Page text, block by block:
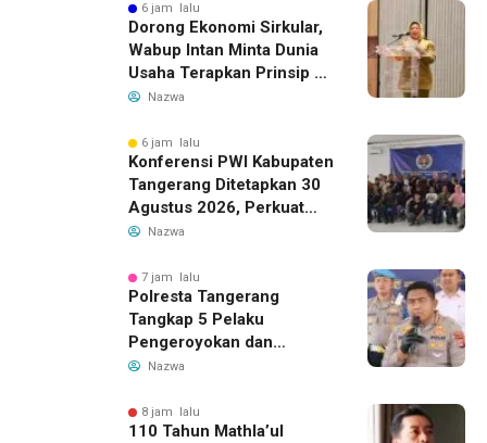
6 jam lalu
Dorong Ekonomi Sirkular,
Wabup Intan Minta Dunia
Usaha Terapkan Prinsip 3R
dalam Pengelolaan Limbah
Nazwa
6 jam lalu
Konferensi PWI Kabupaten
Tangerang Ditetapkan 30
Agustus 2026, Perkuat
Demokrasi dan Soliditas
Nazwa
7 jam lalu
Polresta Tangerang
Tangkap 5 Pelaku
Pengeroyokan dan
Kekerasan Seksual di
Nazwa
8 jam lalu
110 Tahun Mathla’ul